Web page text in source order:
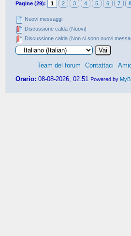
Pagine (29): 1 2 3 4 5 6 7 8
Nuovi messaggi
Discussione calda (Nuovi)
Discussione calda (Non ci sono nuovi
Team del forum Contattaci
Orario: 08-08-2026, 02:51 Powered by